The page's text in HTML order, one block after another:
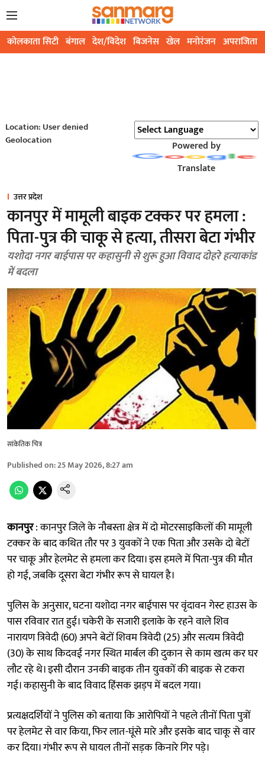
कोलकाता सिटी बंगाल देश/विदेश बिजनेस खेल मनोरंजन अपराजिता
Location: User denied
Geolocation
Powered by
Translate
उत्तर प्रदेश
कानपुर में मामूली बाइक टक्कर पर हमला :
पिता-पुत्र की चाकू से हत्या, तीसरा बेटा गंभीर
यशोदा नगर बाईपास पर कहासुनी से शुरू हुआ विवाद दोहरे हत्याकांड
में बदला
सांकेतिक चित्र
Published on:25 May 2026, 8:27 am
कानपुर: कानपुर जिले के नौबस्ता क्षेत्र में दो मोटरसाइकिलों की मामूली
टक्कर के बाद कथित तौर पर 3 युवकों ने एक पिता और उसके दो बेटों
पर चाकू और हेलमेट से हमला कर दिया। इस हमले में पिता-पुत्र की मौत
हो गई, जबकि दूसरा बेटा गंभीर रूप से घायल है।
पुलिस के अनुसार, घटना यशोदा नगर बाईपास पर वृंदावन गेस्ट हाउस के
पास रविवार रात हुई। चकेरी के सजारी इलाके के रहने वाले शिव
नारायण त्रिवेदी (60) अपने बेटों शिवम त्रिवेदी (25) और सत्यम त्रिवेदी
(30) के साथ किदवई नगर स्थित मार्बल की दुकान से काम खत्म कर घर
लौट रहे थे। इसी दौरान उनकी बाइक तीन युवकों की बाइक से टकरा
गई। कहासुनी के बाद विवाद हिंसक झड़प में बदल गया।
प्रत्यक्षदर्शियों ने पुलिस को बताया कि आरोपियों ने पहले तीनों पिता पुत्रों
पर हेलमेट से वार किया, फिर लात-घूंसे मारे और इसके बाद चाकू से वार
कर दिया। गंभीर रूप से घायल तीनों सड़क किनारे गिर पड़े।